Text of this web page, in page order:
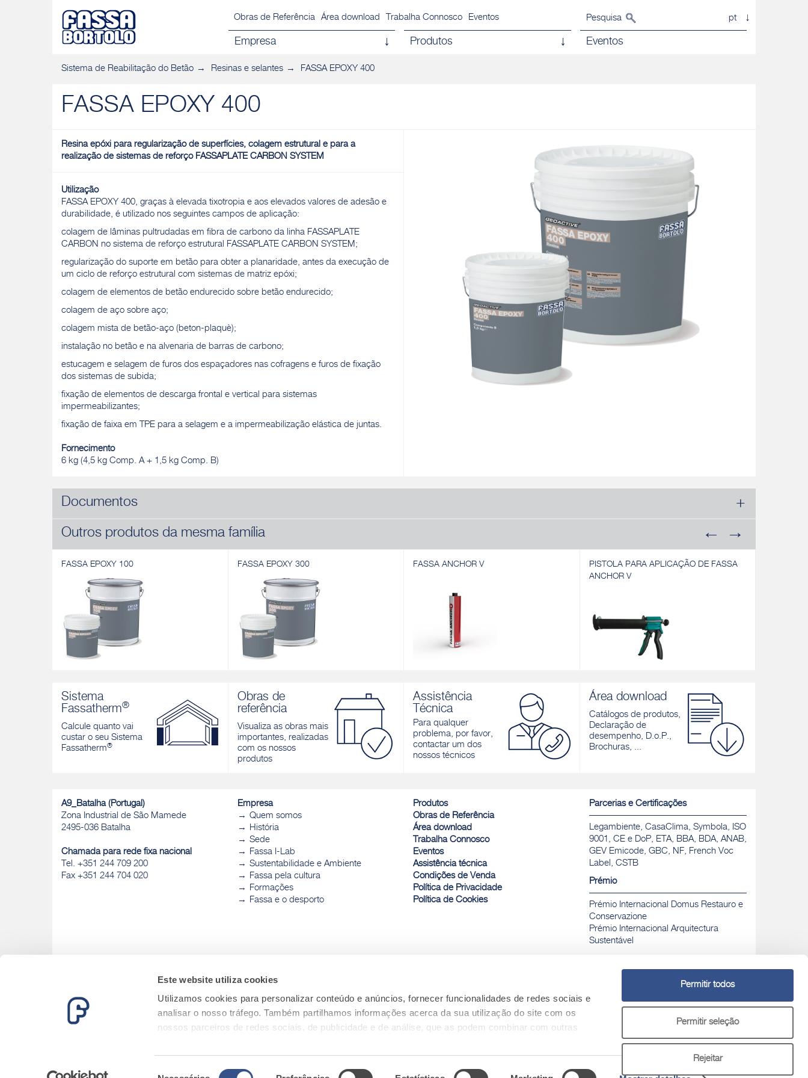
Este website utiliza cookies
Utilizamos cookies para personalizar conteúdo e anúncios, fornecer funcionalidades de redes sociais e
analisar o nosso tráfego. Também partilhamos informações acerca da sua utilização do site com os
nossos parceiros de redes sociais, de publicidade e de análise, que as podem combinar com outras
serviços.
Permitir todos
Permitir seleção
Rejeitar
Obras de Referência Área download Trabalha Connosco Eventos Pesquisa pt
Empresa Produtos Eventos
Sistema de Reabilitação do Betão Resinas e selantes FASSA EPOXY 400
FASSA EPOXY 400
Resina epóxi para regularização de superfícies, colagem estrutural e para a
realização de sistemas de reforço FASSAPLATE CARBON SYSTEM
Utilização
FASSA EPOXY 400, graças à elevada tixotropia e aos elevados valores de adesão e
durabilidade, é utilizado nos seguintes campos de aplicação:
colagem de lâminas pultrudadas em fibra de carbono da linha FASSAPLATE
CARBON no sistema de reforço estrutural FASSAPLATE CARBON SYSTEM;
regularização do suporte em betão para obter a planaridade, antes da execução de
um ciclo de reforço estrutural com sistemas de matriz epóxi;
colagem de elementos de betão endurecido sobre betão endurecido;
colagem de aço sobre aço;
colagem mista de betão-aço (beton-plaquè);
instalação no betão e na alvenaria de barras de carbono;
estucagem e selagem de furos dos espaçadores nas cofragens e furos de fixação
dos sistemas de subida;
fixação de elementos de descarga frontal e vertical para sistemas
impermeabilizantes;
fixação de faixa em TPE para a selagem e a impermeabilização elástica de juntas.
Fornecimento
6 kg (4,5 kg Comp. A + 1,5 kg Comp. B)
Documentos
Outros produtos da mesma família
FASSA EPOXY 100
Resina epoxi bicomponente para
imprimação e injeção
FASSA EPOXY 300
Resina epóxi bicomponente para juntas de
betonagem estruturais e selagem de
fissuras
Descobrir
FASSA ANCHOR V
Ancoragem química à base de resina vinil-
éster sem estireno para cargas estruturais
Descobrir
PISTOLA PARA APLICAÇÃO DE FASSA
ANCHOR V
ANCHOR V
Pistola para aplicação de FASSA ANCHOR
V
Descobrir
Sistema
Fassatherm®
Calcule quanto vai
custar o seu Sistema
Fassatherm®
Obras de
referência
Visualiza as obras mais
importantes, realizadas
com os nossos
produtos
Assistência
Técnica
Para qualquer
problema, por favor,
contactar um dos
nossos técnicos
Área download
Catálogos de produtos,
Declaração de
desempenho, D.o.P.,
Brochuras, ...
A9_Batalha (Portugal)
Zona Industrial de São Mamede
2495-036 Batalha
Chamada para rede fixa nacional
Tel. +351 244 709 200
Fax +351 244 704 020
Empresa
Quem somos
História
Sede
Fassa I-Lab
Sustentabilidade e Ambiente
Fassa pela cultura
Formações
Fassa e o desporto
Produtos
Obras de Referência
Área download
Trabalha Connosco
Eventos
Assistência técnica
Condições de Venda
Política de Privacidade
Política de Cookies
Parcerias e Certificações
Legambiente, CasaClima, Symbola, ISO
9001, CE e DoP, ETA, BBA, BDA, ANAB,
GEV Emicode, GBC, NF, French Voc
Label, CSTB
Prémio
Prémio Internacional Domus Restauro e
Conservazione
Prémio Internacional Arquitectura
Sustentável
Chamada para rede fixa nacional gratuita